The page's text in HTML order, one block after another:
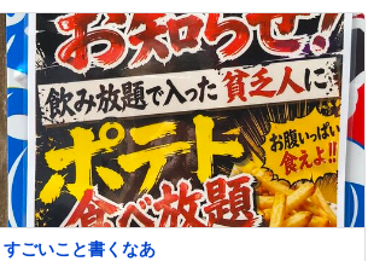
数
ス
ト
数
ね
数
すごいこと書くなあ